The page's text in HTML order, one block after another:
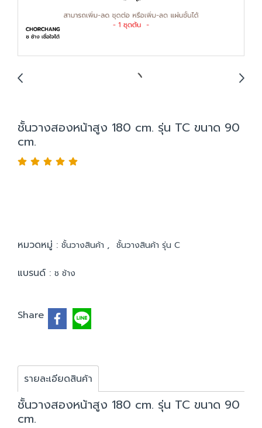
ชั้นวางสองหน้าสูง 180 cm. รุ่น TC ขนาด 90
cm.
หมวดหมู่ : ชั้นวางสินค้า , ชั้นวางสินค้า รุ่น C
แบรนด์ : ช ช้าง
Share
รายละเอียดสินค้า
ชั้นวางสองหน้าสูง 180 cm. รุ่น TC ขนาด 90
cm.